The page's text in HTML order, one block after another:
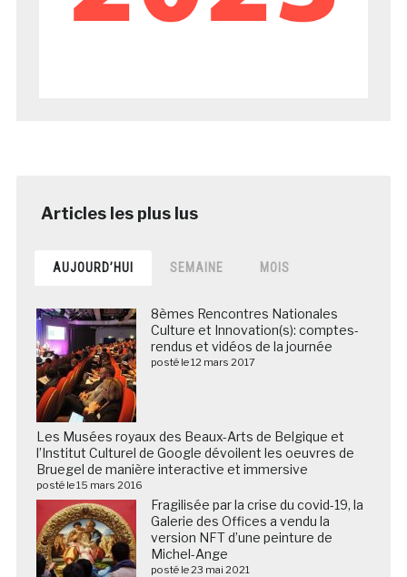
AUJOURD’HUI SEMAINE MOIS
8èmes Rencontres Nationales
Culture et Innovation(s): comptes-
rendus et vidéos de la journée
posté le 12 mars 2017
Les Musées royaux des Beaux-Arts de Belgique et
l’Institut Culturel de Google dévoilent les oeuvres de
Bruegel de manière interactive et immersive
posté le 15 mars 2016
Fragilisée par la crise du covid-19, la
Galerie des Offices a vendu la
version NFT d’une peinture de
Michel-Ange
posté le 23 mai 2021